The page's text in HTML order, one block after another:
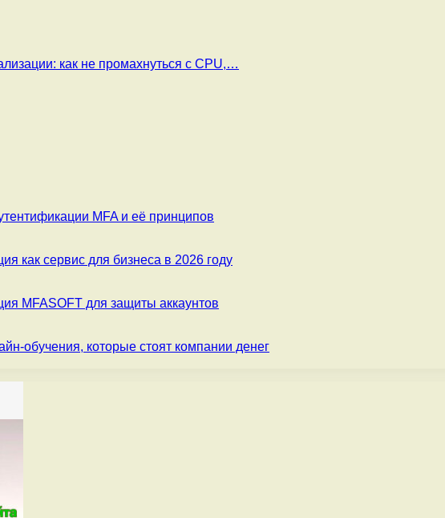
как не промахнуться с CPU,…
MFA и её принципов
как сервис для бизнеса в 2026 году
MFASOFT для защиты аккаунтов
обучения, которые стоят компании денег